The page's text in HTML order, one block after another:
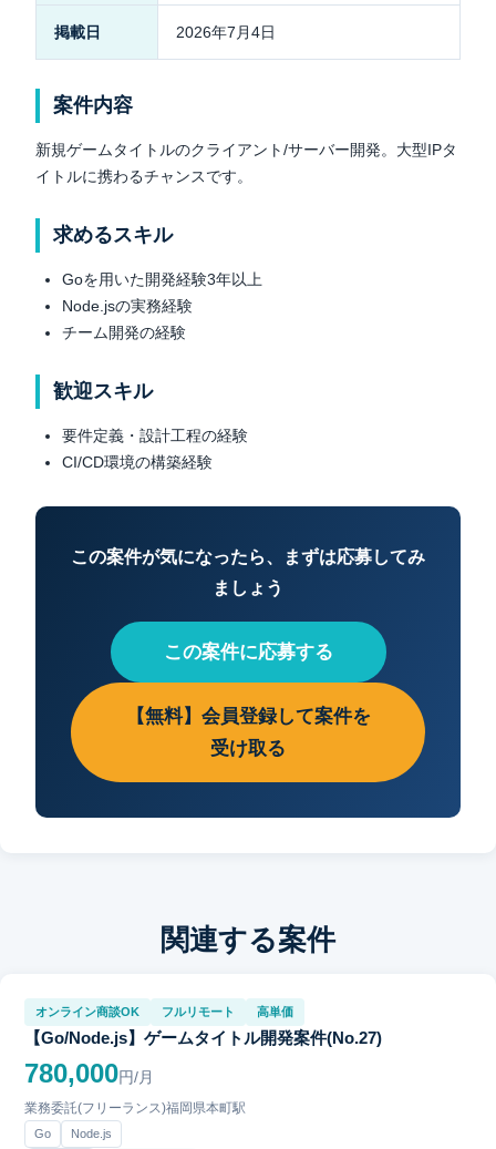
掲載日 2026年7月4日
案件内容
新規ゲームタイトルのクライアント/サーバー開発。大型IPタ
イトルに携わるチャンスです。
求めるスキル
Goを用いた開発経験3年以上
Node.jsの実務経験
チーム開発の経験
歓迎スキル
要件定義・設計工程の経験
CI/CD環境の構築経験
この案件が気になったら、まずは応募してみ
ましょう
この案件に応募する
【無料】会員登録して案件を
受け取る
関連する案件
オンライン商談OK フルリモート 高単価
【Go/Node.js】ゲームタイトル開発案件(No.27)
780,000円/月
業務委託(フリーランス)福岡県本町駅
Go Node.js